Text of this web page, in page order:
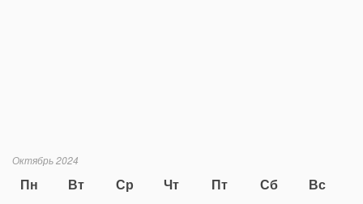
Октябрь 2024
Пн Вт Ср Чт Пт Сб
Вс